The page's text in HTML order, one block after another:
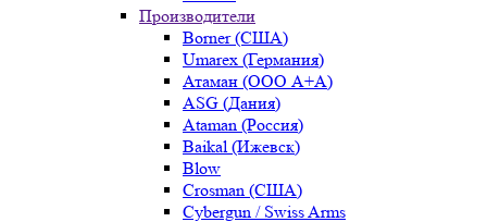
Производители
Borner (США)
Umarex (Германия)
Атаман (ООО А+А)
ASG (Дания)
Ataman (Россия)
Baikal (Ижевск)
Blow
Crosman (США)
Cybergun / Swiss Arms